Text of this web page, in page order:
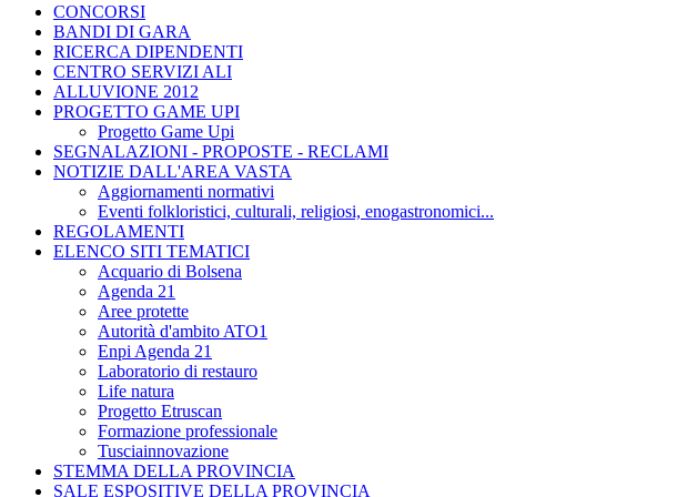
CONCORSI
BANDI DI GARA
RICERCA DIPENDENTI
CENTRO SERVIZI ALI
ALLUVIONE 2012
PROGETTO GAME UPI
Progetto Game Upi
SEGNALAZIONI - PROPOSTE - RECLAMI
NOTIZIE DALL'AREA VASTA
Aggiornamenti normativi
Eventi folkloristici, culturali, religiosi, enogastronomici...
REGOLAMENTI
ELENCO SITI TEMATICI
Acquario di Bolsena
Agenda 21
Aree protette
Autorità d'ambito ATO1
Enpi Agenda 21
Laboratorio di restauro
Life natura
Progetto Etruscan
Formazione professionale
Tusciainnovazione
STEMMA DELLA PROVINCIA
SALE ESPOSITIVE DELLA PROVINCIA